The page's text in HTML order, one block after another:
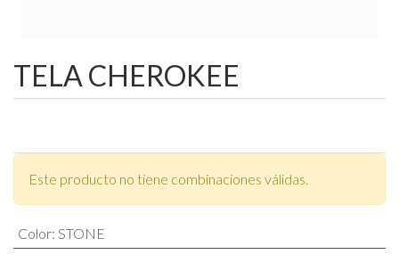
TELA CHEROKEE
Este producto no tiene combinaciones válidas.
Color: STONE